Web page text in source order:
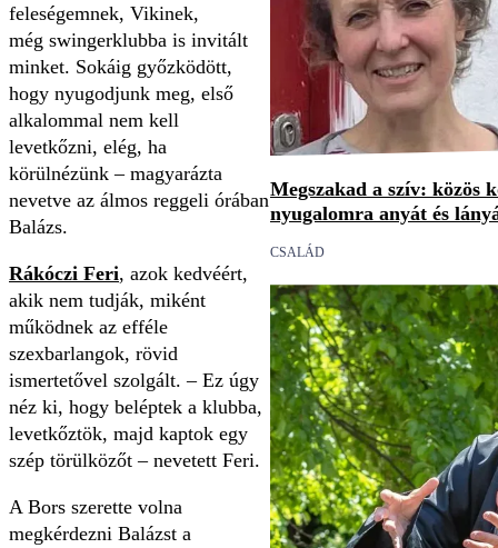
feleségemnek, Vikinek,
még swingerklubba is invitált
minket. Sokáig győzködött,
hogy nyugodjunk meg, első
alkalommal nem kell
levetkőzni, elég, ha
körülnézünk – magyarázta
nevetve az álmos reggeli órában
Balázs.
Rákóczi Feri, azok kedvéért,
akik nem tudják, miként
működnek az efféle
szexbarlangok, rövid
ismertetővel szolgált. – Ez úgy
néz ki, hogy beléptek a klubba,
levetkőztök, majd kaptok egy
szép törülközőt – nevetett Feri.
A Bors szerette volna
megkérdezni Balázst a
Megszakad a szív: közös
nyugalomra anyát és
CSALÁD